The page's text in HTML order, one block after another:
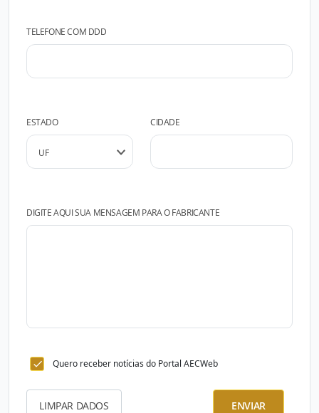
TELEFONE COM DDD
ESTADO CIDADE
DIGITE AQUI SUA MENSAGEM PARA O FABRICANTE
Quero receber notícias do Portal AECWeb
LIMPAR DADOS ENVIAR